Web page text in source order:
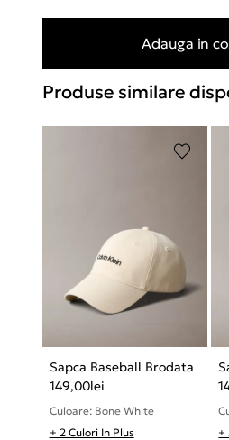
Adauga in
Produse similare
Sapca Baseball Brodata
149,00lei
Culoare: Bone White
+ 2 Culori In Plus
+